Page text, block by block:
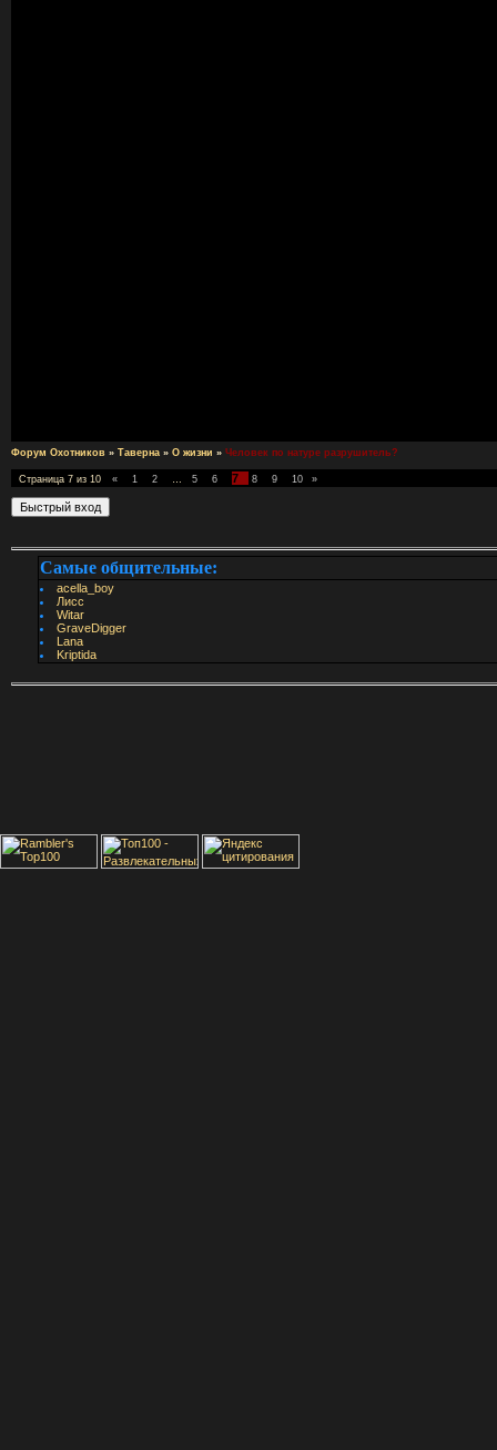
Форум Охотников » Таверна » О жизни » Человек по натуре разрушитель?
Страница 7 из 10 « 1 2 … 5 6 7 8 9 10 »
Самые общительные:
acella_boy
Лисс
Witar
GraveDigger
Lana
Kriptida